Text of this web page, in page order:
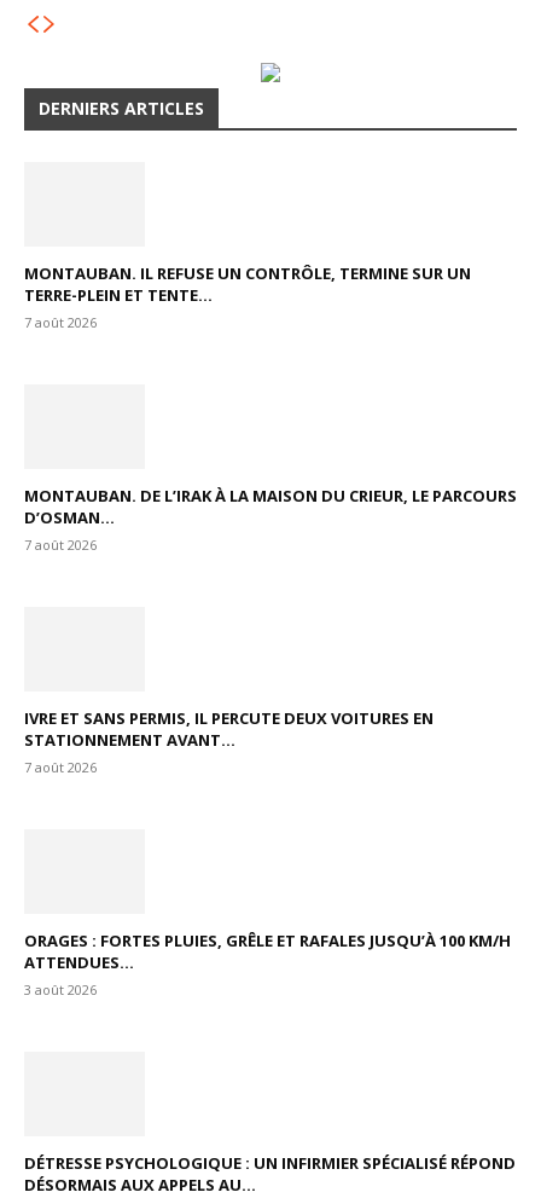
DERNIERS ARTICLES
MONTAUBAN. IL REFUSE UN CONTRÔLE, TERMINE SUR UN
TERRE-PLEIN ET TENTE...
7 août 2026
MONTAUBAN. DE L’IRAK À LA MAISON DU CRIEUR, LE PARCOURS
D’OSMAN...
7 août 2026
IVRE ET SANS PERMIS, IL PERCUTE DEUX VOITURES EN
STATIONNEMENT AVANT...
7 août 2026
ORAGES : FORTES PLUIES, GRÊLE ET RAFALES JUSQU’À 100 KM/H
ATTENDUES...
3 août 2026
DÉTRESSE PSYCHOLOGIQUE : UN INFIRMIER SPÉCIALISÉ RÉPOND
DÉSORMAIS AUX APPELS AU...